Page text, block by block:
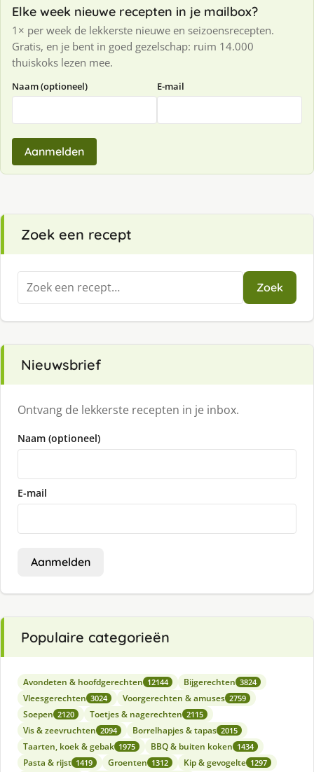
Elke week nieuwe recepten in je mailbox?
1× per week de lekkerste nieuwe en seizoensrecepten.
Gratis, en je bent in goed gezelschap: ruim 14.000
thuiskoks lezen mee.
Naam (optioneel) E-mail
Aanmelden
Zoek een recept
Zoeken
naar:
Zoek
Nieuwsbrief
Ontvang de lekkerste recepten in je inbox.
Naam (optioneel)
E-mail
Aanmelden
Populaire categorieën
Avondeten & hoofdgerechten 12144 Bijgerechten 3824
Vleesgerechten 3024 Voorgerechten & amuses 2759
Soepen 2120 Toetjes & nagerechten 2115
Vis & zeevruchten 2094 Borrelhapjes & tapas 2015
Taarten, koek & gebak 1975 BBQ & buiten koken 1434
Pasta & rijst 1419 Groenten 1312 Kip & gevogelte 1297